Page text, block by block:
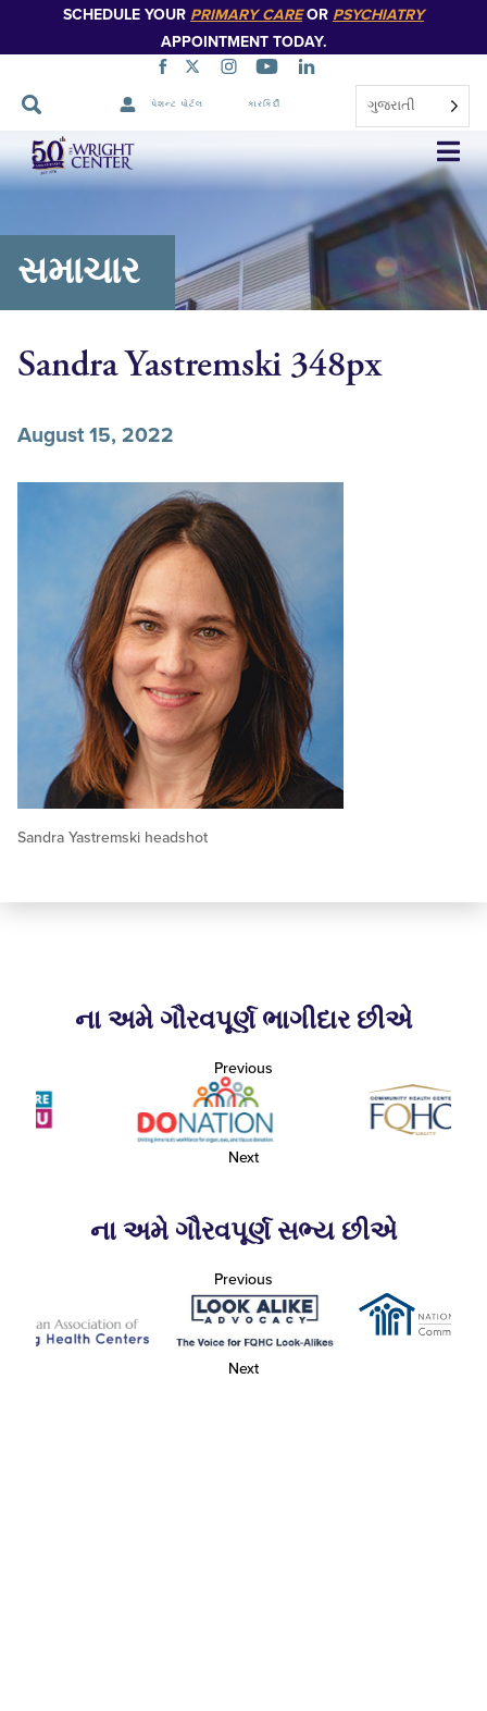
SCHEDULE YOUR PRIMARY CAREOR PSYCHIATRY
APPOINTMENT TODAY.
પેશન્ટ પોર્ટલ કારકિર્દી ગુજરાતી
નેવિગેશન
છોડો
સમાચાર
Sandra Yastremski 348px
August 15, 2022
Sandra Yastremski headshot
ના અમે ગૌરવપૂર્ણ ભાગીદાર છીએ
Previous
Next
ના અમે ગૌરવપૂર્ણ સભ્ય છીએ
Previous
Next